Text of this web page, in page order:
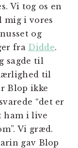
Vi tog os en
mig i vores
og
fra Didde.
sagde til
til
Blop ikke
“det er
ham i live
Vi græd.
gav Blop